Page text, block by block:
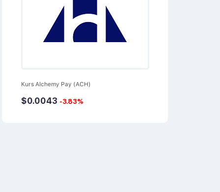
Kurs Alchemy Pay (ACH)
$0.0043 -3.83%